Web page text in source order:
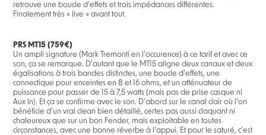
retrouve une boucle d’effets et trois impédances différentes.
Finalement très « live » avant tout.
PRS MT15 (759€)
Un ampli signature (Mark Tremonti en l’occurence) à ce tarif et avec ce
son, ça se remarque. D’autant que le MT15 aligne deux canaux et deux
égalisations à trois bandes distinctes, une boucle d’effets, une
connectique pour enceintes en 8 et 16 ohms, et un atténuateur de
puissance pour passer de 15 à 7,5 watts (mais pas de prise casque ni
Aux In). Et ça se confirme avec le son. D’abord sur le canal clair où l’on
bénéficie d’un vrai clean bien détaillé, certes pas aussi claquant ni
chaleureux que sur un bon Fender, mais exploitable en toutes
circonstances, avec une bonne réverbe à l’appui. Et pour le saturé, c’est